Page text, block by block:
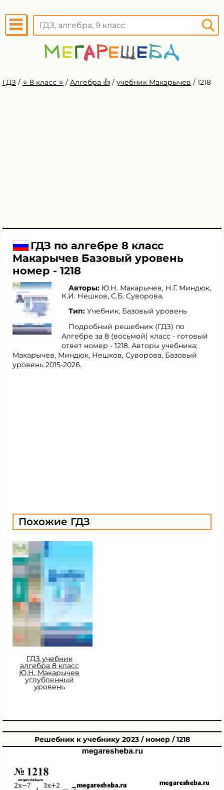
ГДЗ / ⭐️ 8 класс ⭐️ / Алгебра 👍 / учебник Макарычев / 1218
ГДЗ по алгебре 8 класс
Макарычев Базовый уровень
номер - 1218
Авторы: Ю.Н. Макарычев, Н.Г. Миндюк,
К.И. Нешков, С.Б. Суворова.
Тип: Учебник, Базовый уровень
Подробный решебник (ГДЗ) по
Алгебре за 8 (восьмой) класс - готовый
ответ номер - 1218. Авторы учебника:
Макарычев, Миндюк, Нешков, Суворова, Базовый
уровень 2015-2026.
Похожие ГДЗ
ГДЗ учебник
алгебра 8 класс
Ю.Н. Макарычев
углубленный
уровень
Решебник к учебнику 2023 / номер / 1218